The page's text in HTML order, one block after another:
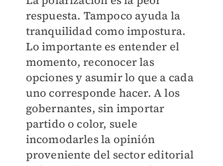
respuesta. Tampoco ayuda la
tranquilidad como impostura.
Lo importante es entender el
momento, reconocer las
opciones y asumir lo que a cada
uno corresponde hacer. A los
gobernantes, sin importar
partido o color, suele
incomodarles la opinión
proveniente del sector editorial